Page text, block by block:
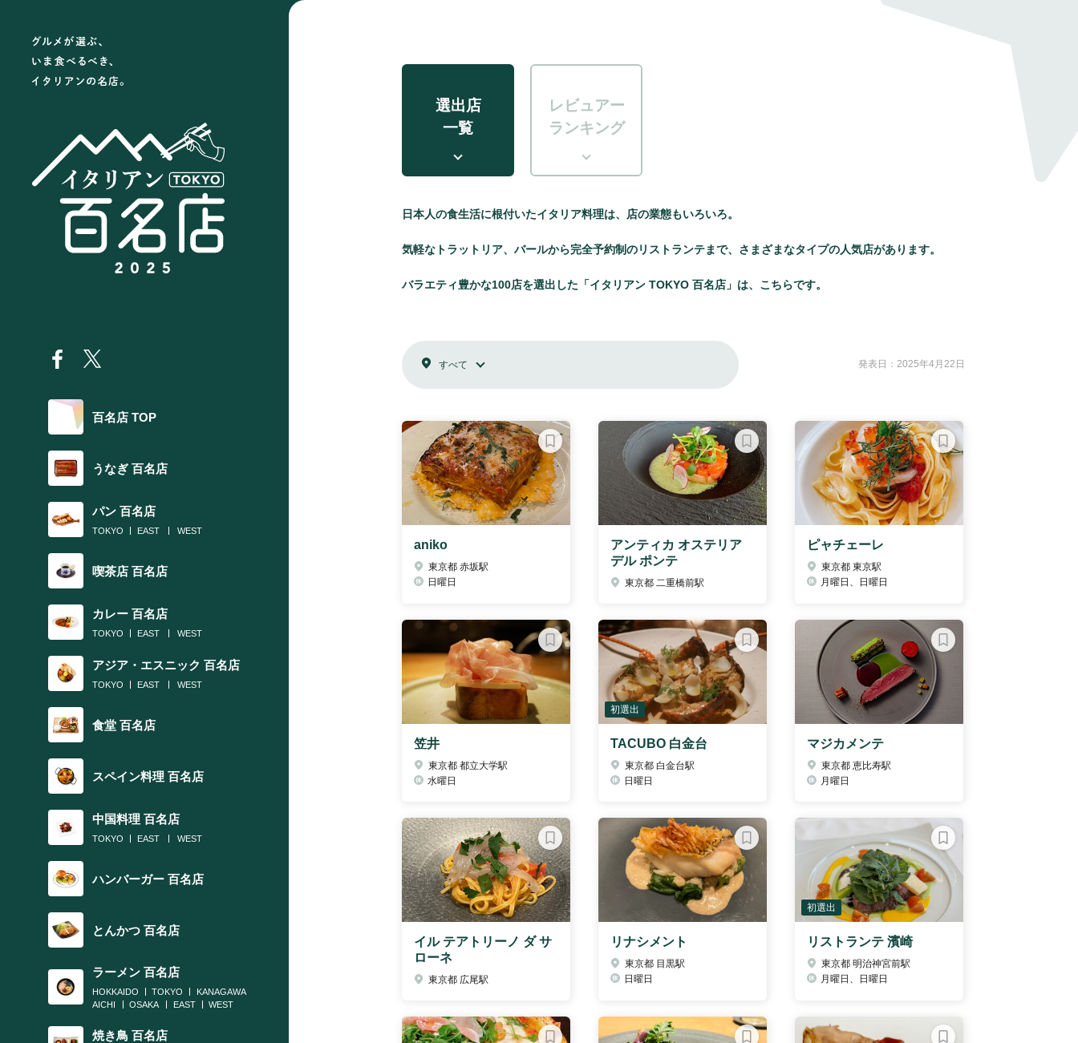
百名店 TOP
うなぎ 百名店
パン 百名店
TOKYO EAST WEST
喫茶店 百名店
カレー 百名店
TOKYO EAST WEST
アジア・エスニック 百名店
TOKYO EAST WEST
食堂 百名店
スペイン料理 百名店
中国料理 百名店
TOKYO EAST WEST
ハンバーガー 百名店
とんかつ 百名店
ラーメン 百名店
HOKKAIDO TOKYO
KANAGAWA
AICHI
OSAKA EAST WEST
焼き鳥 百名店
選出店
一覧
レビュアー
ランキング
日本人の食生活に根付いたイタリア料理は、店の業態もいろいろ。
気軽なトラットリア、バールから完全予約制のリストランテまで、さまざまなタイプの人気店があります。
バラエティ豊かな100店を選出した「イタリアン TOKYO 百名店」は、こちらです。
すべて 発表日：2025年4月22日
aniko
東京都 赤坂駅
日曜日
アンティカ オステリア
デル ポンテ
東京都 二重橋前駅
ピャチェーレ
東京都 東京駅
月曜日、日曜日
笠井
東京都 都立大学駅
水曜日
初選出
TACUBO 白金台
東京都 白金台駅
日曜日
マジカメンテ
東京都 恵比寿駅
月曜日
イル テアトリーノ ダ サ
ローネ
東京都 広尾駅
リナシメント
東京都 目黒駅
日曜日
初選出
リストランテ 濱崎
東京都 明治神宮前駅
月曜日、日曜日